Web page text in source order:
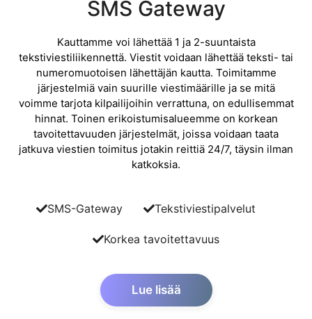
SMS Gateway
Kauttamme voi lähettää 1 ja 2-suuntaista
tekstiviestiliikennettä. Viestit voidaan lähettää teksti- tai
numeromuotoisen lähettäjän kautta. Toimitamme
järjestelmiä vain suurille viestimäärille ja se mitä
voimme tarjota kilpailijoihin verrattuna, on edullisemmat
hinnat. Toinen erikoistumisalueemme on korkean
tavoitettavuuden järjestelmät, joissa voidaan taata
jatkuva viestien toimitus jotakin reittiä 24/7, täysin ilman
katkoksia.
SMS-Gateway Tekstiviestipalvelut
Korkea tavoitettavuus
Lue lisää